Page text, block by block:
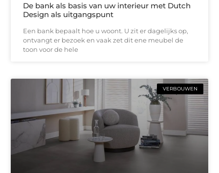
De bank als basis van uw interieur met Dutch
Design als uitgangspunt
Een bank bepaalt hoe u woont. U zit er dagelijks op,
ontvangt er bezoek en vaak zet dit ene meubel de
toon voor de hele
VERBOUWEN